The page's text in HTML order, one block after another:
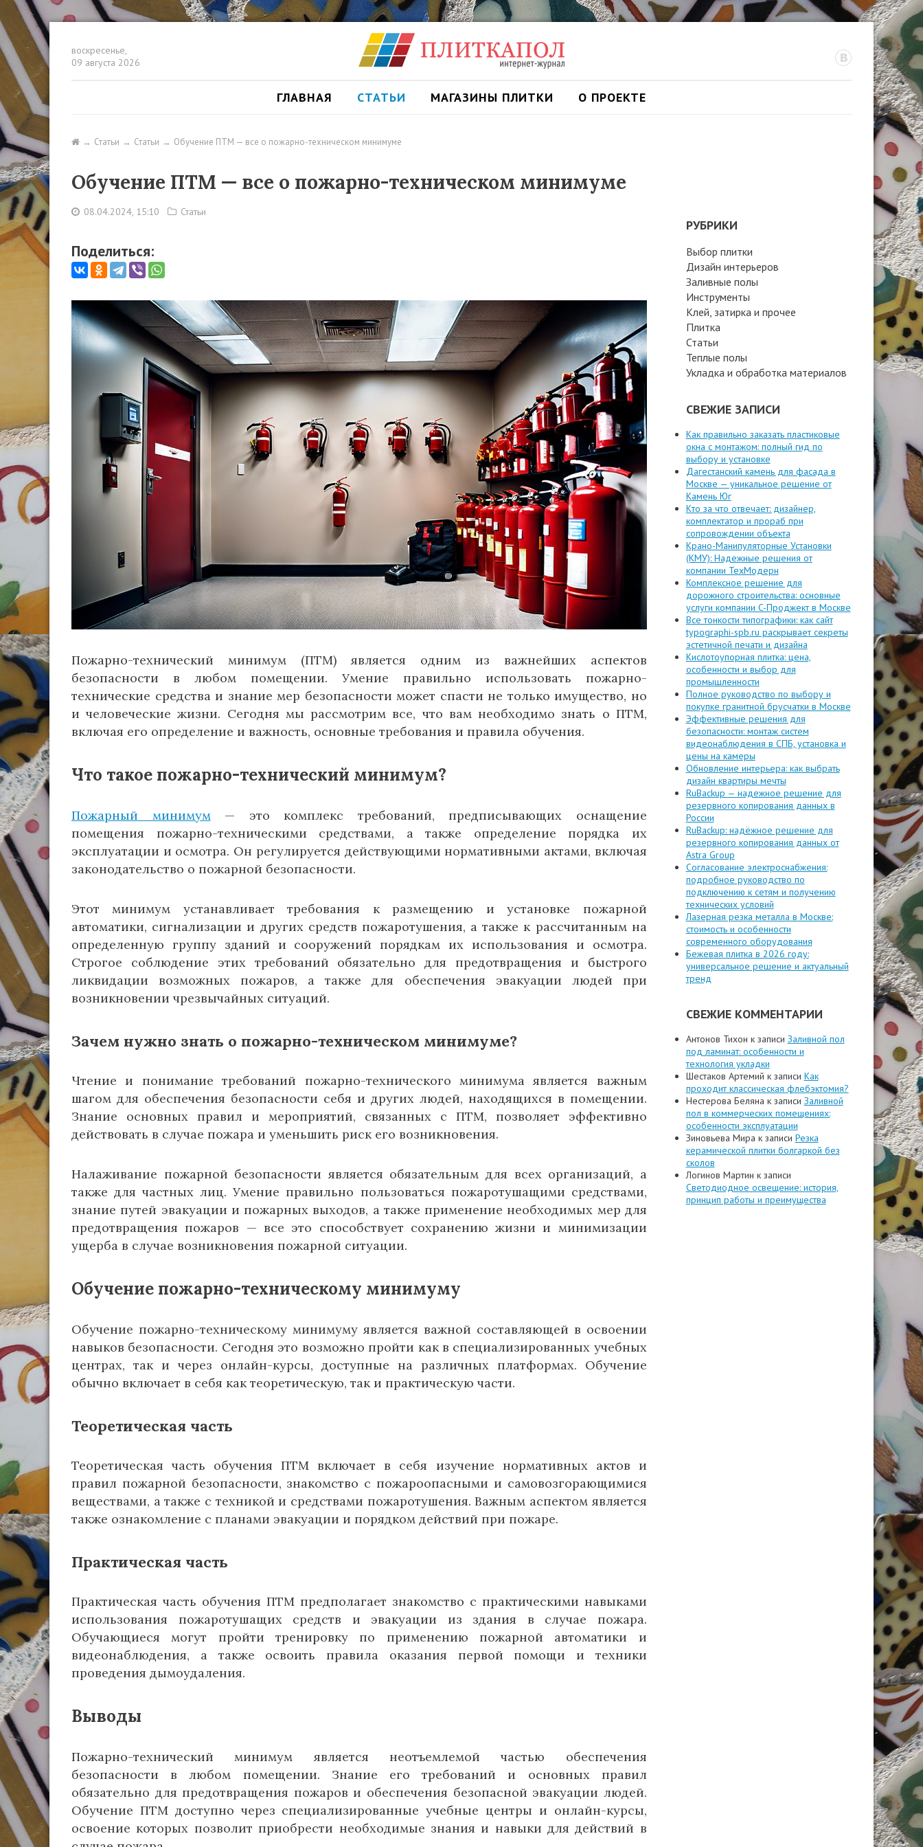
воскресенье,
09 августа 2026
ГЛАВНАЯ СТАТЬИ МАГАЗИНЫ ПЛИТКИ О ПРОЕКТЕ
Статьи Статьи Обучение ПТМ — все о пожарно-техническом минимуме
Обучение ПТМ — все о пожарно-техническом минимуме
08.04.2024, 15:10 Статьи
Поделиться:
Пожарно-технический минимум (ПТМ) является одним из важнейших аспектов
безопасности в любом помещении. Умение правильно использовать пожарно-
технические средства и знание мер безопасности может спасти не только имущество, но
и человеческие жизни. Сегодня мы рассмотрим все, что вам необходимо знать о ПТМ,
включая его определение и важность, основные требования и правила обучения.
Что такое пожарно-технический минимум?
Пожарный минимум— это комплекс требований, предписывающих оснащение
помещения пожарно-техническими средствами, а также определение порядка их
эксплуатации и осмотра. Он регулируется действующими нормативными актами, включая
законодательство о пожарной безопасности.
Этот минимум устанавливает требования к размещению и установке пожарной
автоматики, сигнализации и других средств пожаротушения, а также к рассчитанным на
определенную группу зданий и сооружений порядкам их использования и осмотра.
Строгое соблюдение этих требований обязательно для предотвращения и быстрого
ликвидации возможных пожаров, а также для обеспечения эвакуации людей при
возникновении чрезвычайных ситуаций.
Зачем нужно знать о пожарно-техническом минимуме?
Чтение и понимание требований пожарно-технического минимума является важным
шагом для обеспечения безопасности себя и других людей, находящихся в помещении.
Знание основных правил и мероприятий, связанных с ПТМ, позволяет эффективно
действовать в случае пожара и уменьшить риск его возникновения.
Налаживание пожарной безопасности является обязательным для всех организаций, а
также для частных лиц. Умение правильно пользоваться пожаротушащими средствами,
знание путей эвакуации и пожарных выходов, а также применение необходимых мер для
предотвращения пожаров — все это способствует сохранению жизни и минимизации
ущерба в случае возникновения пожарной ситуации.
Обучение пожарно-техническому минимуму
Обучение пожарно-техническому минимуму является важной составляющей в освоении
навыков безопасности. Сегодня это возможно пройти как в специализированных учебных
центрах, так и через онлайн-курсы, доступные на различных платформах. Обучение
обычно включает в себя как теоретическую, так и практическую части.
Теоретическая часть
Теоретическая часть обучения ПТМ включает в себя изучение нормативных актов и
правил пожарной безопасности, знакомство с пожароопасными и самовозгорающимися
веществами, а также с техникой и средствами пожаротушения. Важным аспектом является
также ознакомление с планами эвакуации и порядком действий при пожаре.
Практическая часть
Практическая часть обучения ПТМ предполагает знакомство с практическими навыками
использования пожаротушащих средств и эвакуации из здания в случае пожара.
Обучающиеся могут пройти тренировку по применению пожарной автоматики и
видеонаблюдения, а также освоить правила оказания первой помощи и техники
проведения дымоудаления.
Выводы
Пожарно-технический минимум является неотъемлемой частью обеспечения
безопасности в любом помещении. Знание его требований и основных правил
обязательно для предотвращения пожаров и обеспечения безопасной эвакуации людей.
Обучение ПТМ доступно через специализированные учебные центры и онлайн-курсы,
освоение которых позволит приобрести необходимые знания и навыки для действий в
РУБРИКИ
Выбор плитки
Дизайн интерьеров
Заливные полы
Инструменты
Клей, затирка и прочее
Плитка
Статьи
Теплые полы
Укладка и обработка материалов
СВЕЖИЕ ЗАПИСИ
Как правильно заказать пластиковые
окна с монтажом: полный гид по
выбору и установке
Дагестанский камень для фасада в
Москве — уникальное решение от
Камень Юг
Кто за что отвечает: дизайнер,
комплектатор и прораб при
сопровождении объекта
Крано-Манипуляторные Установки
(КМУ): Надежные решения от
компании ТехМодерн
Комплексное решение для
дорожного строительства: основные
услуги компании C-Проджект в Москве
Все тонкости типографики: как сайт
typographi-spb.ru раскрывает секреты
эстетичной печати и дизайна
Кислотоупорная плитка: цена,
особенности и выбор для
промышленности
Полное руководство по выбору и
покупке гранитной брусчатки в Москве
Эффективные решения для
безопасности: монтаж систем
видеонаблюдения в СПБ, установка и
цены на камеры
Обновление интерьера: как выбрать
дизайн квартиры мечты
RuBackup — надежное решение для
резервного копирования данных в
России
RuBackup: надёжное решение для
резервного копирования данных от
Astra Group
Согласование электроснабжения:
подробное руководство по
подключению к сетям и получению
технических условий
Лазерная резка металла в Москве:
стоимость и особенности
современного оборудования
Бежевая плитка в 2026 году:
универсальное решение и актуальный
тренд
СВЕЖИЕ КОММЕНТАРИИ
Антонов Тихон к записи Заливной пол
под ламинат: особенности и
технология укладки
Шестаков Артемий к записи Как
проходит классическая флебэктомия?
Нестерова Беляна к записи Заливной
пол в коммерческих помещениях:
особенности эксплуатации
Зиновьева Мира к записи Резка
керамической плитки болгаркой без
сколов
Логинов Мартин к записи
Светодиодное освещение: история,
принцип работы и преимущества